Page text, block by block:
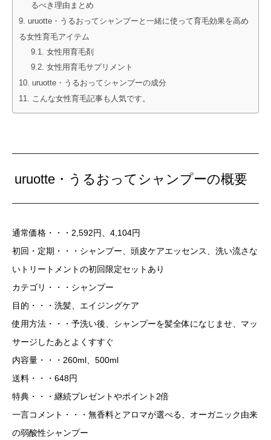
るべき理由まとめ
uruotte・うるおってシャンプーと一緒に使って育毛効果を高め
る女性育毛アイテム
女性用育毛剤
女性用育毛サプリメント
uruotte・うるおってシャンプーの成分
こんな女性育毛記事も人気です。
uruotte・うるおってシャンプーの概要
通常価格・・・2,592円、4,104円
初回・定期・・・シャンプー、頭皮ケアエッセンス、洗い流さな
いトリートメントの初回限定セットあり
カテゴリ・・・シャンプー
目的・・・洗髪、エイジングケア
使用方法・・・予洗い後、シャンプーを髪全体になじませ、マッ
サージしたあとよくすすぐ
内容量・・・260ml、500ml
送料・・・648円
特典・・・継続プレゼントやポイント2倍
一言コメント・・・無香料とアロマが選べる、オーガニック由来
の弱酸性シャンプー